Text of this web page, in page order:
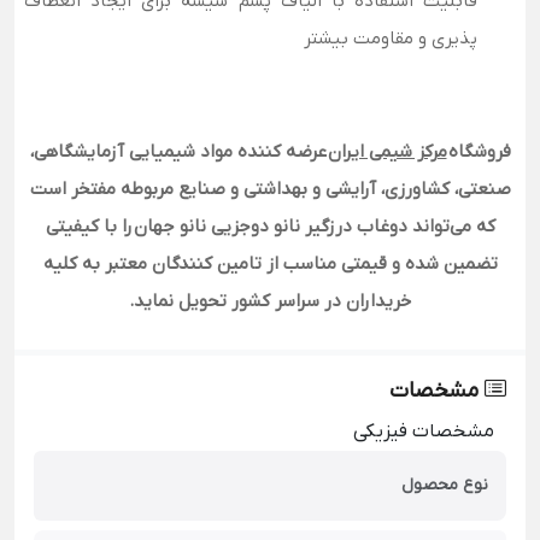
پذیری و مقاومت بیشتر
فروشگاهمرکز شیمی ایرانعرضه کننده مواد شیمیایی آزمایشگاهی،
صنعتی، کشاورزی، آرایشی و بهداشتی و صنایع مربوطه مفتخر است
که می‌تواند دوغاب درزگیر نانو دوجزیی نانو جهانرا با کیفیتی
تضمین شده و قیمتی مناسب از تامین کنندگان معتبر به کلیه
خریداران در سراسر کشور تحویل نماید.
مشخصات
مشخصات فیزیکی
نوع محصول